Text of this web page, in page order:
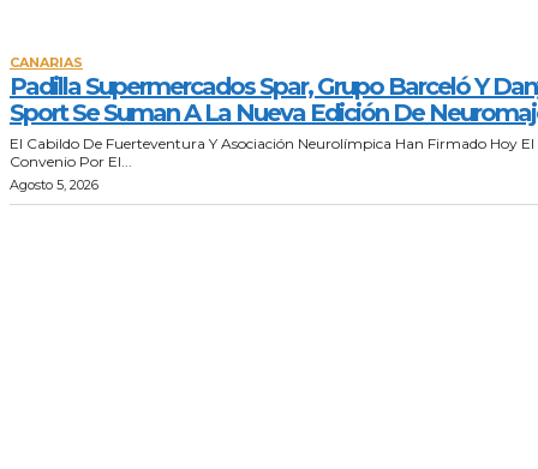
CANARIAS
Padilla Supermercados Spar, Grupo Barceló Y
Sport Se Suman A La Nueva Edición De
El Cabildo De Fuerteventura Y Asociación Neurolímpica Han Firmado Hoy El
Convenio Por El...
Agosto 5, 2026